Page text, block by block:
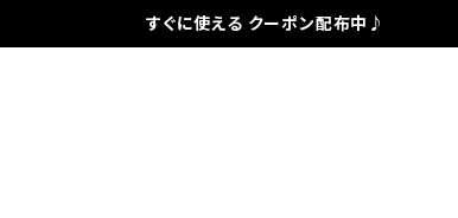
すぐに使える クーポン配布中♪